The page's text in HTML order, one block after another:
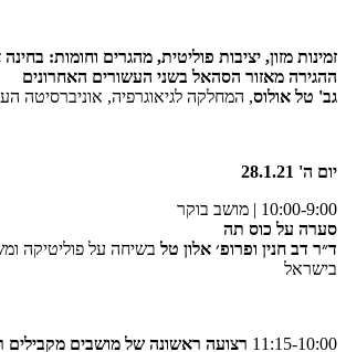
זמינות מזון, יציבות פוליטית, מהגרים וחומות:
ההגירה מאזור הסהאל בשני העשורים האחרונים
גב' טל אולוס, המחלקה לגיאוגרפיה, אוניברסיטה
יום ה' 28.1.21
10:00-9:00 | מושב בוקר
סערה על כוס תה
ד״ר דב חנין ופרופ׳ אלון טל בשיחה על פוליטיקה
בישראל
11:15-10:00 רצועה ראשונה של מושבים מקבילים